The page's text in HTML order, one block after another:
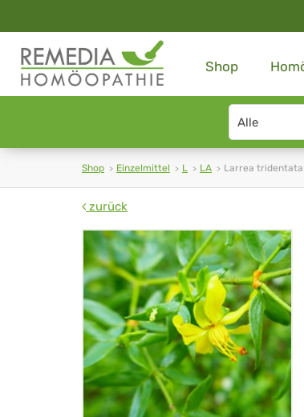
Shop
Search
type
Shop Einzelmittel L LA Larrea tridentata
zurück